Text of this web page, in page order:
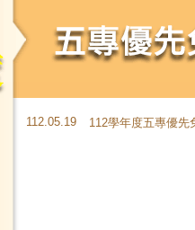
112.05.19 112學年度五專優先